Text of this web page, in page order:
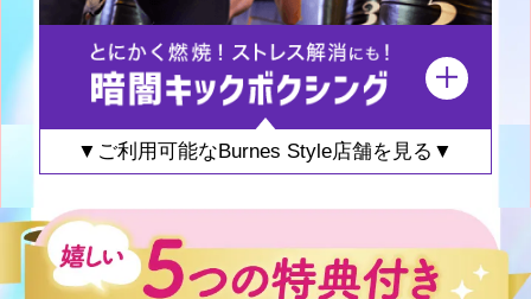
▼ご利用可能なBurnes Style店舗を見る▼